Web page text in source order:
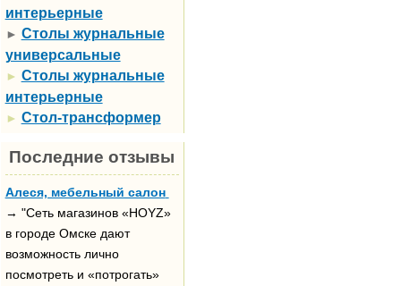
интерьерные
► Столы журнальные
универсальные
► Столы журнальные
интерьерные
► Стол-трансформер
Последние отзывы
Алеся, мебельный салон
→ "Сеть магазинов «HOYZ»
в городе Омске дают
возможность лично
посмотреть и «потрогать»